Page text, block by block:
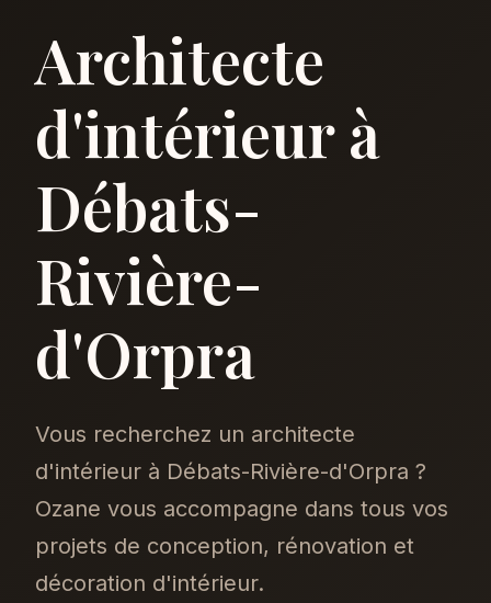
Architecte
d'intérieur à
Débats-
Rivière-
d'Orpra
Vous recherchez un architecte
d'intérieur à Débats-Rivière-d'Orpra ?
Ozane vous accompagne dans tous vos
projets de conception, rénovation et
décoration d'intérieur.